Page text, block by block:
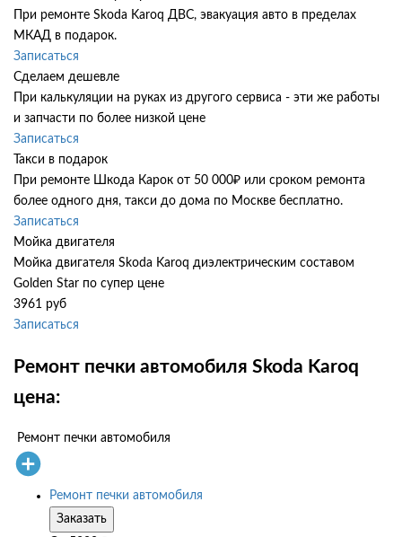
При ремонте Skoda Karoq ДВС, эвакуация авто в пределах
МКАД в подарок.
Записаться
Сделаем дешевле
При калькуляции на руках из другого сервиса - эти же работы
и запчасти по более низкой цене
Записаться
Такси в подарок
При ремонте Шкода Карок от 50 000₽ или сроком ремонта
более одного дня, такси до дома по Москве бесплатно.
Записаться
Мойка двигателя
Мойка двигателя Skoda Karoq диэлектрическим составом
Golden Star по супер цене
3961 руб
Записаться
Ремонт печки автомобиля Skoda Karoq
цена:
Ремонт печки автомобиля
Ремонт печки автомобиля
Заказать